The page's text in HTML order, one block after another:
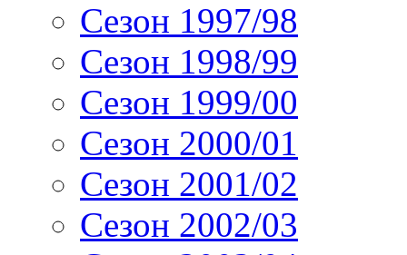
Сезон 1997/98
Сезон 1998/99
Сезон 1999/00
Сезон 2000/01
Сезон 2001/02
Сезон 2002/03